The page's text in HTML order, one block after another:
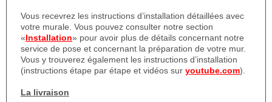
Vous recevrez les instructions d’installation détaillées avec
votre murale. Vous pouvez consulter notre section
«Installation» pour avoir plus de détails concernant notre
service de pose et concernant la préparation de votre mur.
Vous y trouverez également les instructions d’installation
(instructions étape par étape et vidéos sur youtube.com).
La livraison